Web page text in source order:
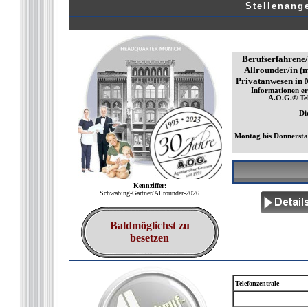
Kennziffer:
Schwabing-Gärtner/Allrounder-2026
Baldmöglichst zu
besetzen
Allrounder/in
Privatanwesen in
Informationen
A.O.G.®
Montag bis
Telefonzentrale